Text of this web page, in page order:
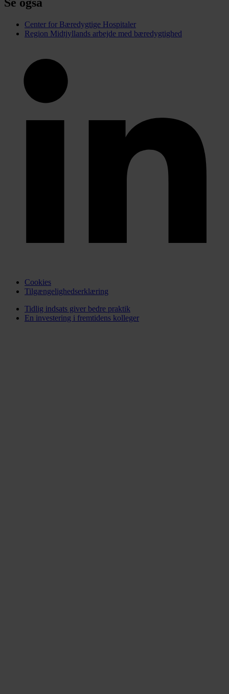
Center for Bæredygtige Hospitaler
Region Midtjyllands arbejde med bæredygtighed
Cookies
Tilgængelighedserklæring
Tidlig indsats giver bedre praktik
En investering i fremtidens kolleger